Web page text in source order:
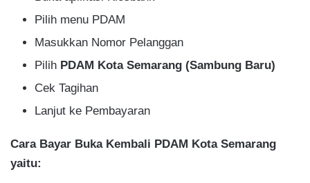
Pilih menu PDAM
Masukkan Nomor Pelanggan
Pilih PDAM Kota Semarang (Sambung Baru)
Cek Tagihan
Lanjut ke Pembayaran
Cara Bayar Buka Kembali PDAM Kota Semarang
yaitu: